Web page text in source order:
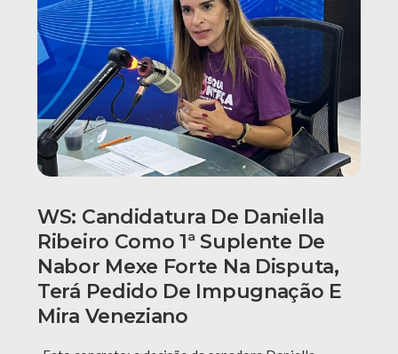
WS: Candidatura De Daniella
Ribeiro Como 1ª Suplente De
Nabor Mexe Forte Na Disputa,
Terá Pedido De Impugnação E
Mira Veneziano